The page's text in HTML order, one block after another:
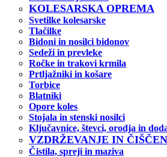
KOLESARSKA OPREMA
Svetilke kolesarske
Tlačilke
Bidoni in nosilci bidonov
Sedeži in prevleke
Ročke in trakovi krmila
Prtljažniki in košare
Torbice
Blatniki
Opore koles
Stojala in stenski nosilci
Ključavnice, števci, orodja in
VZDRŽEVANJE IN
Čistila, spreji in maziva